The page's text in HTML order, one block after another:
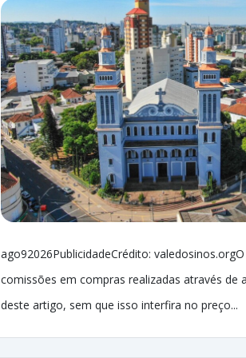
ago92026PublicidadeCrédito:
comissões em compras realizadas através de
deste artigo, sem que isso interfira no preço...